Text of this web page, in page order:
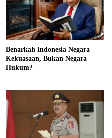
Benarkah Indonesia Negara
Kekuasaan, Bukan Negara
Hukum?